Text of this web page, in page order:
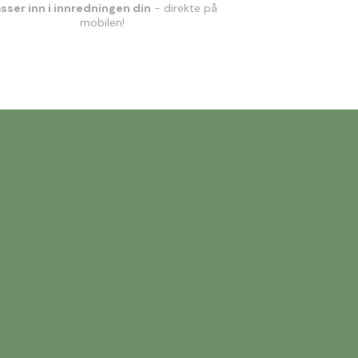
inn i innredningen din - direkte på
mobilen!